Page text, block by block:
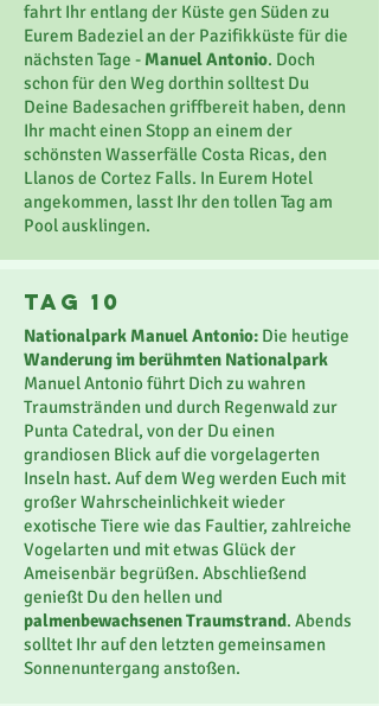
fahrt Ihr entlang der Küste gen Süden zu
Eurem Badeziel an der Pazifikküste für die
nächsten Tage - Manuel Antonio. Doch
schon für den Weg dorthin solltest Du
Deine Badesachen griffbereit haben, denn
Ihr macht einen Stopp an einem der
schönsten Wasserfälle Costa Ricas, den
Llanos de Cortez Falls. In Eurem Hotel
angekommen, lasst Ihr den tollen Tag am
Pool ausklingen.
TaG 10
Nationalpark Manuel Antonio: Die heutige
Wanderung im berühmten Nationalpark
Manuel Antonio führt Dich zu wahren
Traumstränden und durch Regenwald zur
Punta Catedral, von der Du einen
grandiosen Blick auf die vorgelagerten
Inseln hast. Auf dem Weg werden Euch mit
großer Wahrscheinlichkeit wieder
exotische Tiere wie das Faultier, zahlreiche
Vogelarten und mit etwas Glück der
Ameisenbär begrüßen. Abschließend
genießt Du den hellen und
palmenbewachsenen Traumstrand. Abends
solltet Ihr auf den letzten gemeinsamen
Sonnenuntergang anstoßen.